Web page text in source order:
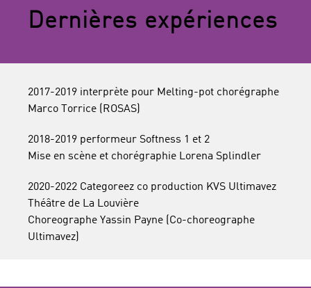
Dernières expériences
2017-2019 interprète pour Melting-pot chorégraphe
Marco Torrice (ROSAS)
2018-2019 performeur Softness 1 et 2
Mise en scène et chorégraphie Lorena Splindler
2020-2022 Categoreez co production KVS Ultimavez
Théâtre de La Louvière
Choreographe Yassin Payne (Co-choreographe
Ultimavez)